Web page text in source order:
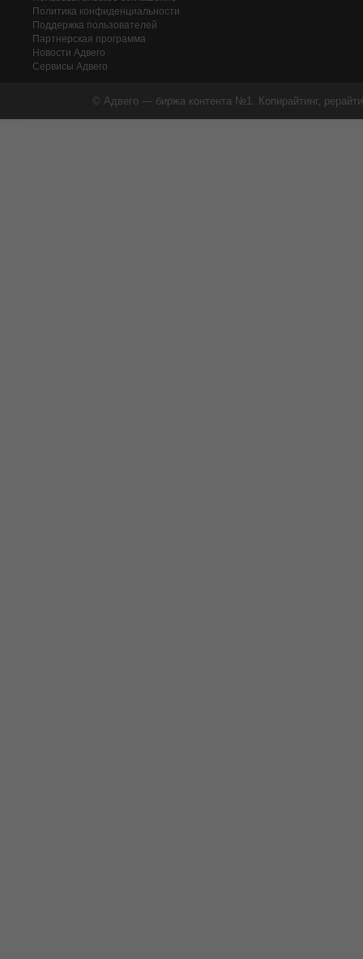
Политика конфиденциальности
Поддержка пользователей
Партнерская программа
Новости Адвего
Сервисы Адвего
© Адвего — биржа контента №1. Копирайтинг,